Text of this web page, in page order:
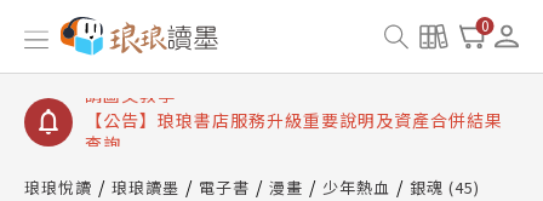
0
【公告】琅琅讀墨書櫃開通常見問題
【公告】琅琅讀墨 3 分鐘完成書櫃開通與資產合併申
【公告】琅琅書店服務升級重要說明及資產合併結果
查詢
琅琅悅讀 琅琅讀墨 電子書 漫畫 少年熱血 銀魂 (45)